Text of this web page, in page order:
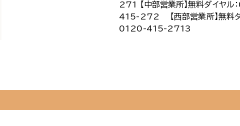
271 【中部営業所】無料ダイヤル
415-272 【西部営業所】無料ダ
0120-415-2713